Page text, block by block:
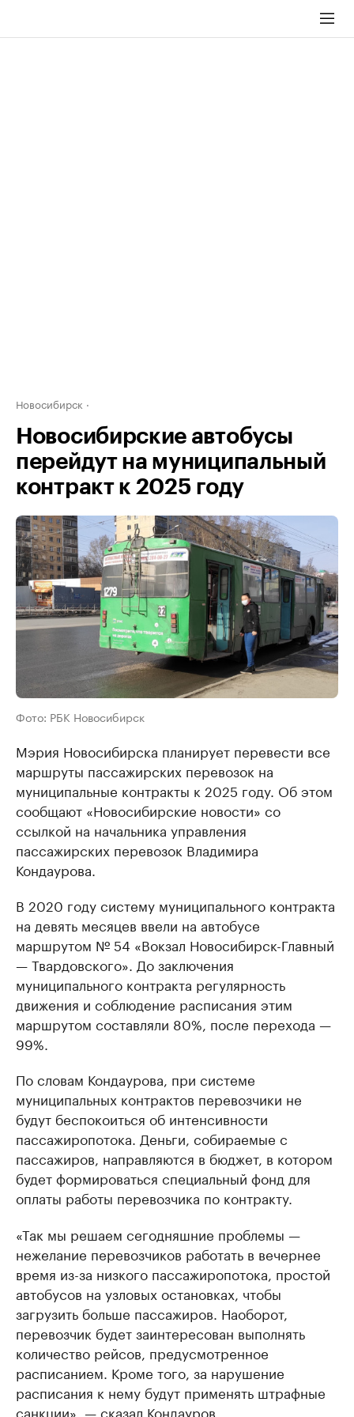
Новосибирск
Новосибирские автобусы
перейдут на муниципальный
контракт к 2025 году
Фото: РБК Новосибирск
Мэрия Новосибирска планирует перевести все
маршруты пассажирских перевозок на
муниципальные контракты к 2025 году. Об этом
сообщают «Новосибирские новости» со
ссылкой на начальника управления
пассажирских перевозок Владимира
Кондаурова.
В 2020 году систему муниципального контракта
на девять месяцев ввели на автобусе
маршрутом № 54 «Вокзал Новосибирск-Главный
— Твардовского». До заключения
муниципального контракта регулярность
движения и соблюдение расписания этим
маршрутом составляли 80%, после перехода —
99%.
По словам Кондаурова, при системе
муниципальных контрактов перевозчики не
будут беспокоиться об интенсивности
пассажиропотока. Деньги, собираемые с
пассажиров, направляются в бюджет, в котором
будет формироваться специальный фонд для
оплаты работы перевозчика по контракту.
«Так мы решаем сегодняшние проблемы —
нежелание перевозчиков работать в вечернее
время из-за низкого пассажиропотока, простой
автобусов на узловых остановках, чтобы
загрузить больше пассажиров. Наоборот,
перевозчик будет заинтересован выполнять
количество рейсов, предусмотренное
расписанием. Кроме того, за нарушение
расписания к нему будут применять штрафные
санкции», — сказал Кондауров.